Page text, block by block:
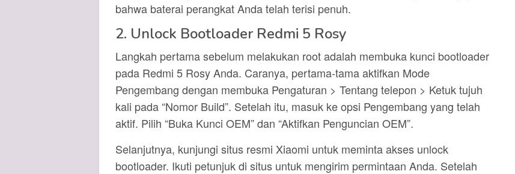
bahwa baterai perangkat Anda telah terisi penuh.
2. Unlock Bootloader Redmi 5 Rosy
Langkah pertama sebelum melakukan root adalah membuka kunci bootloader
pada Redmi 5 Rosy Anda. Caranya, pertama-tama aktifkan Mode
Pengembang dengan membuka Pengaturan > Tentang telepon > Ketuk tujuh
kali pada “Nomor Build”. Setelah itu, masuk ke opsi Pengembang yang telah
aktif. Pilih “Buka Kunci OEM” dan “Aktifkan Penguncian OEM”.
Selanjutnya, kunjungi situs resmi Xiaomi untuk meminta akses unlock
bootloader. Ikuti petunjuk di situs untuk mengirim permintaan Anda. Setelah